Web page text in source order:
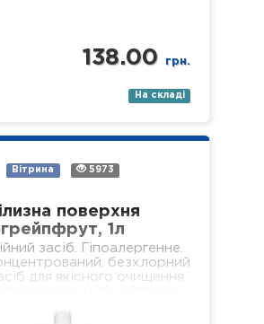
138.00 грн.
На складі
Вітрина 5973
поверхня
грейпфрут, 1л
засіб. Гіпоалергенне.
безхлорний
для якісного очищення